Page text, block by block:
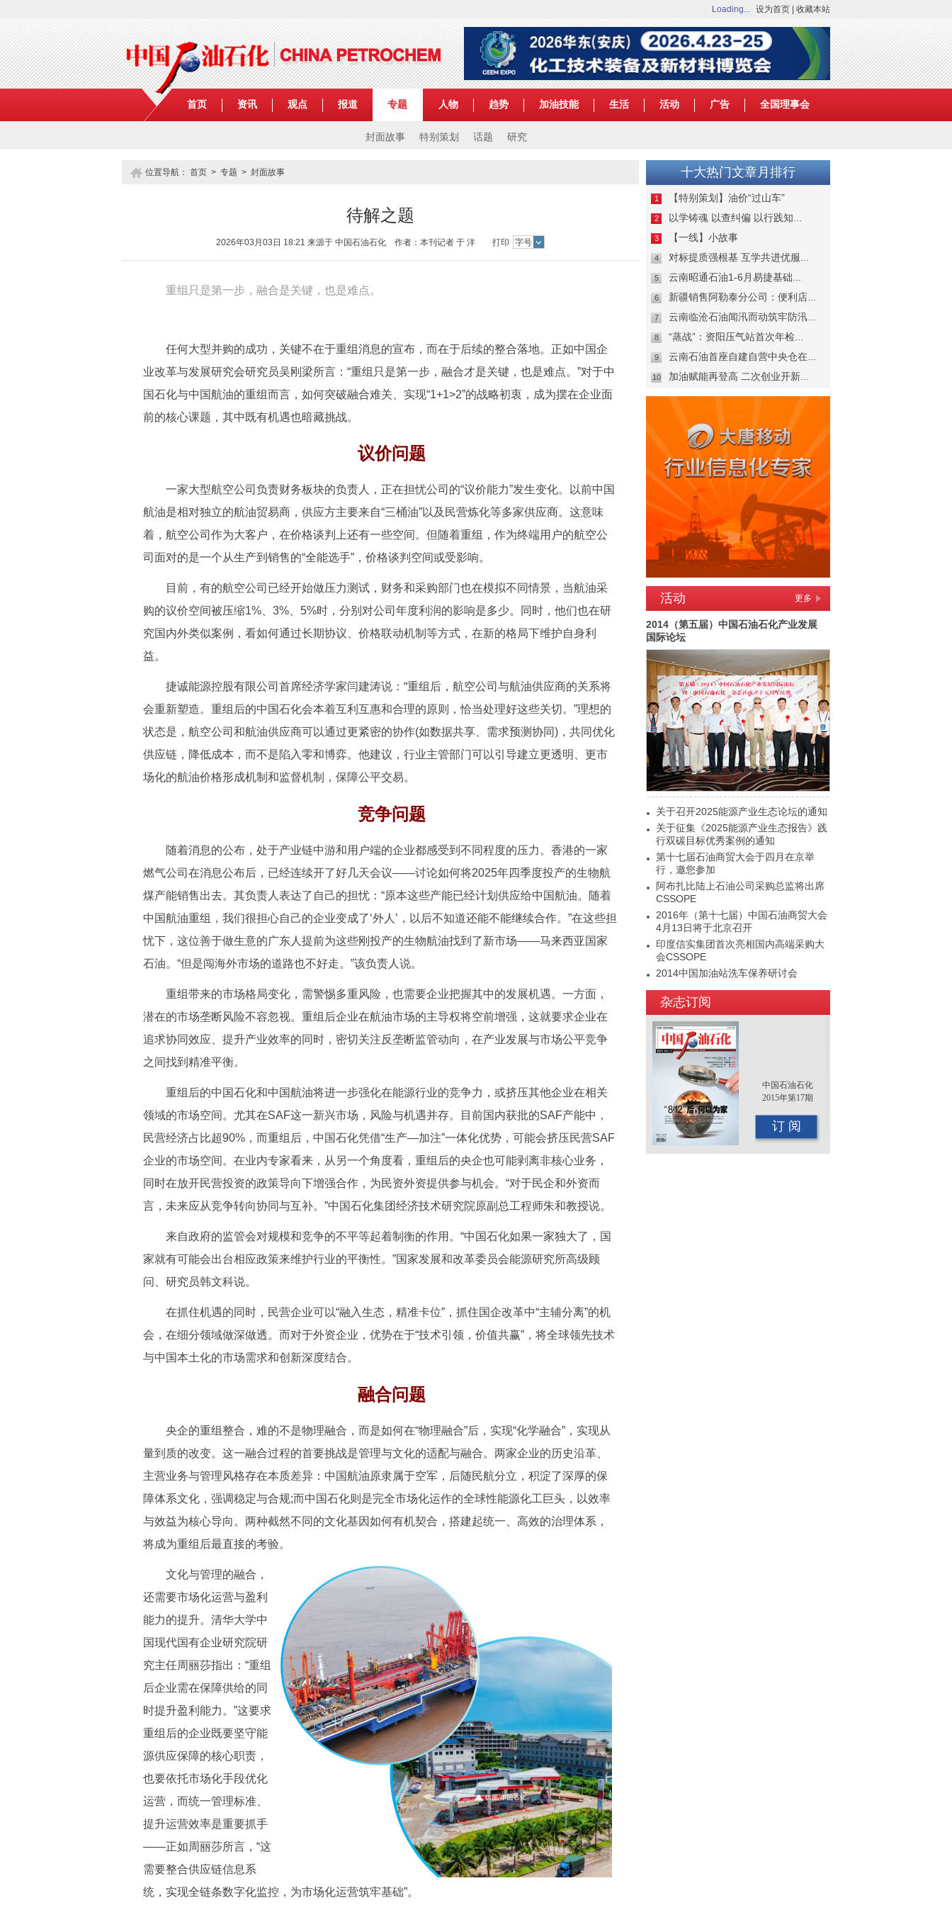
Loading... 设为首页 收藏本站
首页 资讯 观点 报道 专题
封面故事 特别策划 话题 研究
人物 趋势 加油技能 生活 活动 广告 全国理事会
位置导航： 首页 > 专题 > 封面故事
待解之题
2026年03月03日 18:21 来源于 中国石油石化 作者：本刊记者 于 洋 打印 字号
重组只是第一步，融合是关键，也是难点。
任何大型并购的成功，关键不在于重组消息的宣布，而在于后续的整合落地。正如中国企
业改革与发展研究会研究员吴刚梁所言：“重组只是第一步，融合才是关键，也是难点。”对于中
国石化与中国航油的重组而言，如何突破融合难关、实现“1+1>2”的战略初衷，成为摆在企业面
前的核心课题，其中既有机遇也暗藏挑战。
议价问题
一家大型航空公司负责财务板块的负责人，正在担忧公司的“议价能力”发生变化。以前中国
航油是相对独立的航油贸易商，供应方主要来自“三桶油”以及民营炼化等多家供应商。这意味
着，航空公司作为大客户，在价格谈判上还有一些空间。但随着重组，作为终端用户的航空公
司面对的是一个从生产到销售的“全能选手”，价格谈判空间或受影响。
目前，有的航空公司已经开始做压力测试，财务和采购部门也在模拟不同情景，当航油采
购的议价空间被压缩1%、3%、5%时，分别对公司年度利润的影响是多少。同时，他们也在研
究国内外类似案例，看如何通过长期协议、价格联动机制等方式，在新的格局下维护自身利
益。
捷诚能源控股有限公司首席经济学家闫建涛说：“重组后，航空公司与航油供应商的关系将
会重新塑造。重组后的中国石化会本着互利互惠和合理的原则，恰当处理好这些关切。”理想的
状态是，航空公司和航油供应商可以通过更紧密的协作(如数据共享、需求预测协同)，共同优化
供应链，降低成本，而不是陷入零和博弈。他建议，行业主管部门可以引导建立更透明、更市
场化的航油价格形成机制和监督机制，保障公平交易。
竞争问题
随着消息的公布，处于产业链中游和用户端的企业都感受到不同程度的压力。香港的一家
燃气公司在消息公布后，已经连续开了好几天会议——讨论如何将2025年四季度投产的生物航
煤产能销售出去。其负责人表达了自己的担忧：“原本这些产能已经计划供应给中国航油。随着
中国航油重组，我们很担心自己的企业变成了‘外人’，以后不知道还能不能继续合作。”在这些担
忧下，这位善于做生意的广东人提前为这些刚投产的生物航油找到了新市场——马来西亚国家
石油。“但是闯海外市场的道路也不好走。”该负责人说。
重组带来的市场格局变化，需警惕多重风险，也需要企业把握其中的发展机遇。一方面，
潜在的市场垄断风险不容忽视。重组后企业在航油市场的主导权将空前增强，这就要求企业在
追求协同效应、提升产业效率的同时，密切关注反垄断监管动向，在产业发展与市场公平竞争
之间找到精准平衡。
重组后的中国石化和中国航油将进一步强化在能源行业的竞争力，或挤压其他企业在相关
领域的市场空间。尤其在SAF这一新兴市场，风险与机遇并存。目前国内获批的SAF产能中，
民营经济占比超90%，而重组后，中国石化凭借“生产—加注”一体化优势，可能会挤压民营SAF
企业的市场空间。在业内专家看来，从另一个角度看，重组后的央企也可能剥离非核心业务，
同时在放开民营投资的政策导向下增强合作，为民资外资提供参与机会。“对于民企和外资而
言，未来应从竞争转向协同与互补。”中国石化集团经济技术研究院原副总工程师朱和教授说。
来自政府的监管会对规模和竞争的不平等起着制衡的作用。“中国石化如果一家独大了，国
家就有可能会出台相应政策来维护行业的平衡性。”国家发展和改革委员会能源研究所高级顾
问、研究员韩文科说。
在抓住机遇的同时，民营企业可以“融入生态，精准卡位”，抓住国企改革中“主辅分离”的机
会，在细分领域做深做透。而对于外资企业，优势在于“技术引领，价值共赢”，将全球领先技术
与中国本土化的市场需求和创新深度结合。
融合问题
央企的重组整合，难的不是物理融合，而是如何在“物理融合”后，实现“化学融合”，实现从
量到质的改变。这一融合过程的首要挑战是管理与文化的适配与融合。两家企业的历史沿革、
主营业务与管理风格存在本质差异：中国航油原隶属于空军，后随民航分立，积淀了深厚的保
障体系文化，强调稳定与合规;而中国石化则是完全市场化运作的全球性能源化工巨头，以效率
与效益为核心导向。两种截然不同的文化基因如何有机契合，搭建起统一、高效的治理体系，
将成为重组后最直接的考验。
文化与管理的融合，
还需要市场化运营与盈利
能力的提升。清华大学中
国现代国有企业研究院研
究主任周丽莎指出：“重组
后企业需在保障供给的同
时提升盈利能力。”这要求
重组后的企业既要坚守能
源供应保障的核心职责，
也要依托市场化手段优化
运营，而统一管理标准、
提升运营效率是重要抓手
——正如周丽莎所言，“这
需要整合供应链信息系
统，实现全链条数字化监控，为市场化运营筑牢基础”。
十大热门文章月排行
1 【特别策划】油价“过山车”
2 以学铸魂 以查纠偏 以行践知...
3 【一线】小故事
4 对标提质强根基 互学共进优服...
5 云南昭通石油1-6月易捷基础...
6 新疆销售阿勒泰分公司：便利店...
7 云南临沧石油闻汛而动筑牢防汛...
8 “蒸战”：资阳压气站首次年检...
9 云南石油首座自建自营中央仓在...
10 加油赋能再登高 二次创业开新...
活动 更多
2014（第五届）中国石油石化产业发展
国际论坛
关于召开2025能源产业生态论坛的通知
关于征集《2025能源产业生态报告》践
行双碳目标优秀案例的通知
第十七届石油商贸大会于四月在京举
行，邀您参加
阿布扎比陆上石油公司采购总监将出席
CSSOPE
2016年（第十七届）中国石油商贸大会
4月13日将于北京召开
印度信实集团首次亮相国内高端采购大
会CSSOPE
2014中国加油站洗车保养研讨会
2015年（第十二届）中国国际油品行业
年终大会即将召开
杂志订阅
中国石油石化
2015年第17期
订 阅